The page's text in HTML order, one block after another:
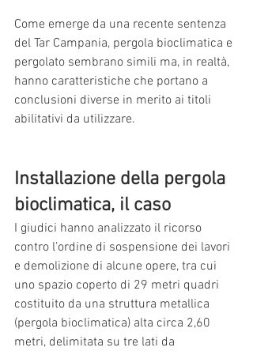
Come emerge da una recente sentenza
del Tar Campania, pergola bioclimatica e
pergolato sembrano simili ma, in realtà,
hanno caratteristiche che portano a
conclusioni diverse in merito ai titoli
abilitativi da utilizzare.
Installazione della pergola
bioclimatica, il caso
I giudici hanno analizzato il ricorso
contro l’ordine di sospensione dei lavori
e demolizione di alcune opere, tra cui
uno spazio coperto di 29 metri quadri
costituito da una struttura metallica
(pergola bioclimatica) alta circa 2,60
metri, delimitata su tre lati da